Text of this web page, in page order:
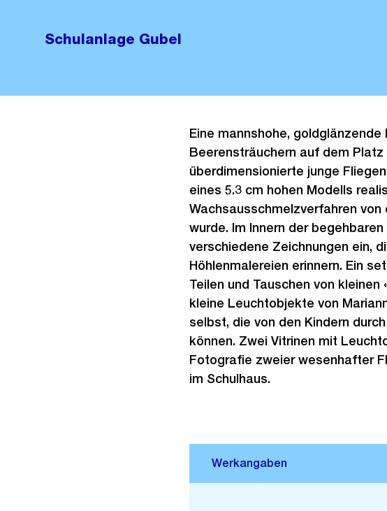
Schulanlage Gubel
Eine mannshohe,
Beerensträuchern auf dem
überdimensionierte junge
eines 5.3 cm hohen Modells
Wachsausschmelzverfahren
wurde. Im Innern der
verschiedene Zeichnungen ein,
Höhlenmalereien erinnern. Ein
Teilen und Tauschen von
kleine Leuchtobjekte von
selbst, die von den Kindern
können. Zwei Vitrinen mit
Fotografie zweier wesenhafter
im Schulhaus.